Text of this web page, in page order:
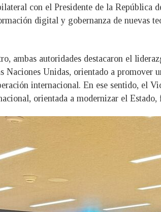
con el Presidente de la República
digital y gobernanza de nuevas
ambas autoridades destacaron el
Naciones Unidas, orientado a
internacional. En ese sentido, el
orientada a modernizar el